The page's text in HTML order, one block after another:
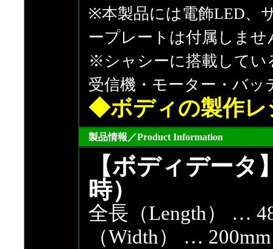
※本製品には電飾LED、
ープレートは付属しませ
※シャシーに搭載してい
受信機・モーター・バ
◆ボディの製作レ
製品情報／Product Information
【ボディデー
時）
全長（Length） …
（Width） …